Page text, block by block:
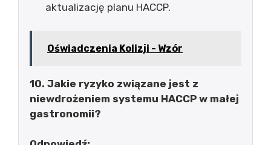
aktualizację planu HACCP.
Oświadczenia Kolizji - Wzór
10. Jakie ryzyko związane jest z
niewdrożeniem systemu HACCP w małej
gastronomii?